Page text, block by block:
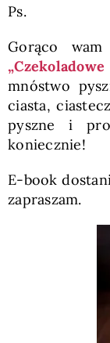
Ps.
Gorąco
mnóstwo
ciasta,
pyszne i
koniecznie!
E-book
zapraszam.